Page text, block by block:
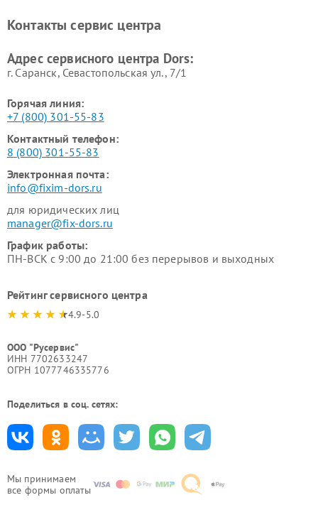
Мы принимаем
все формы оплаты
Контакты сервис центра
Адрес сервисного центра Dors:
г. Саранск, Севастопольская ул., 7/1
Горячая линия:
+7 (800) 301-55-83
Контактный телефон:
8 (800) 301-55-83
Электронная почта:
info@fixim-dors.ru
для юридических лиц
manager@fix-dors.ru
График работы:
ПН-ВСК с 9:00 до 21:00 без перерывов и выходных
Рейтинг сервисного центра
4.9-5.0
ООО "Русервис"
ИНН 7702633247
ОГРН 1077746335776
Поделиться в соц. сетях: